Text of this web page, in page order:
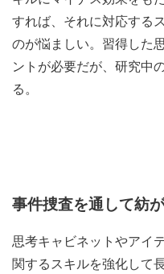
すれば、それに対応する
のが悩ましい。習得した
ントが必要だが、研究中
る。
事件捜査を通して紡
思考キャビネットやアイ
関するスキルを強化して